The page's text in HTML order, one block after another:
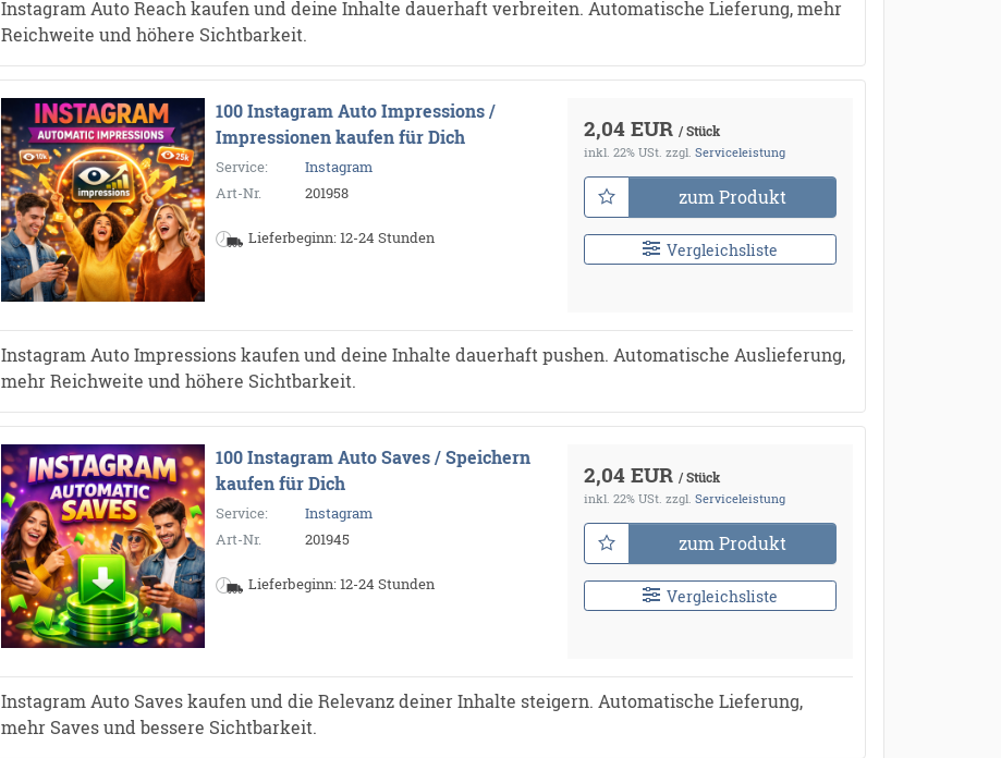
Instagram Auto Reach kaufen und deine Inhalte dauerhaft verbreiten. Automatische Lieferung, mehr
Reichweite und höhere Sichtbarkeit.
100 Instagram Auto Impressions /
Impressionen kaufen für Dich
Service:
Instagram
Art-Nr.
201958
Lieferbeginn: 12-24 Stunden
2,04 EUR / Stück
inkl. 22% USt. zzgl. Serviceleistung
zum Produkt
Vergleichsliste
Instagram Auto Impressions kaufen und deine Inhalte dauerhaft pushen. Automatische Auslieferung,
mehr Reichweite und höhere Sichtbarkeit.
100 Instagram Auto Saves / Speichern
kaufen für Dich
Service:
Instagram
Art-Nr.
201945
Lieferbeginn: 12-24 Stunden
2,04 EUR / Stück
inkl. 22% USt. zzgl. Serviceleistung
zum Produkt
Vergleichsliste
Instagram Auto Saves kaufen und die Relevanz deiner Inhalte steigern. Automatische Lieferung,
mehr Saves und bessere Sichtbarkeit.